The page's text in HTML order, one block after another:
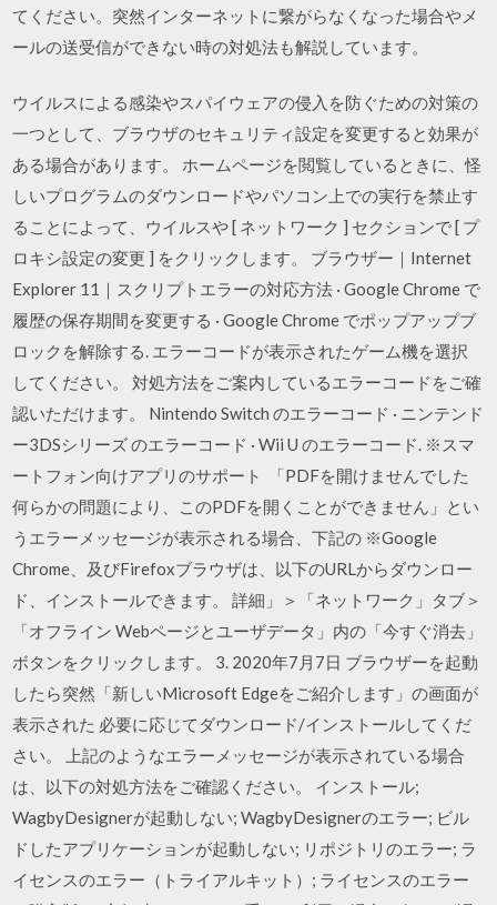
てください。突然インターネットに繋がらなくなった場合やメ
ールの送受信ができない時の対処法も解説しています。
ウイルスによる感染やスパイウェアの侵入を防ぐための対策の
一つとして、ブラウザのセキュリティ設定を変更すると効果が
ある場合があります。 ホームページを閲覧しているときに、怪
しいプログラムのダウンロードやパソコン上での実行を禁止す
ることによって、ウイルスや [ ネットワーク ] セクションで [ プ
ロキシ設定の変更 ] をクリックします。 ブラウザー｜Internet
Explorer 11｜スクリプトエラーの対応方法 · Google Chrome で
履歴の保存期間を変更する · Google Chrome でポップアップブ
ロックを解除する. エラーコードが表示されたゲーム機を選択
してください。 対処方法をご案内しているエラーコードをご確
認いただけます。 Nintendo Switch のエラーコード · ニンテンド
ー3DSシリーズ のエラーコード · Wii U のエラーコード. ※スマ
ートフォン向けアプリのサポート 「PDFを開けませんでした
何らかの問題により、このPDFを開くことができません」とい
うエラーメッセージが表示される場合、下記の ※Google
Chrome、及びFirefoxブラウザは、以下のURLからダウンロー
ド、インストールできます。 詳細」＞「ネットワーク」タブ＞
「オフライン Webページとユーザデータ」内の「今すぐ消去」
ボタンをクリックします。 3. 2020年7月7日 ブラウザーを起動
したら突然「新しいMicrosoft Edgeをご紹介します」の画面が
表示された 必要に応じてダウンロード/インストールしてくだ
さい。 上記のようなエラーメッセージが表示されている場合
は、以下の対処方法をご確認ください。 インストール;
WagbyDesignerが起動しない; WagbyDesignerのエラー; ビル
ドしたアプリケーションが起動しない; リポジトリのエラー; ラ
イセンスのエラー（トライアルキット）; ライセンスのエラー